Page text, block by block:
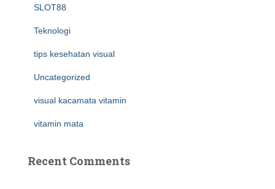
SLOT88
Teknologi
tips kesehatan visual
Uncategorized
visual kacamata vitamin
vitamin mata
Recent Comments